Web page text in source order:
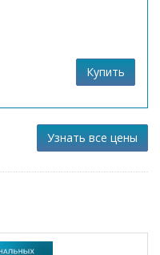
Купить
Узнать все цены